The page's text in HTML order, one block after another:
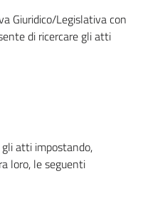
Giuridico/Legislativa con
di ricercare gli atti
atti impostando,
loro, le seguenti